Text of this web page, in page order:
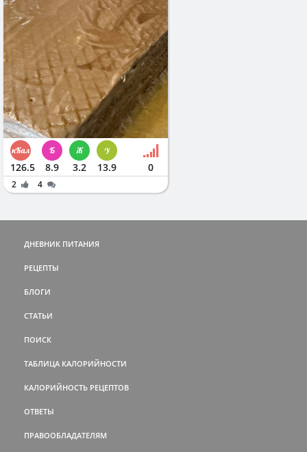
126.5 8.9 3.2 13.9 0
2 4
ДНЕВНИК ПИТАНИЯ
РЕЦЕПТЫ
БЛОГИ
СТАТЬИ
ПОИСК
ТАБЛИЦА КАЛОРИЙНОСТИ
КАЛОРИЙНОСТЬ РЕЦЕПТОВ
ОТВЕТЫ
ПРАВООБЛАДАТЕЛЯМ